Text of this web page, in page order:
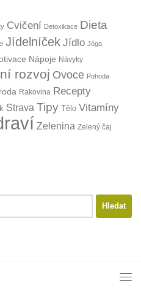
Cvičení Detoxikace Dieta
Jídelníček Jídlo Jóga
Nápoje Návyky
rozvoj Ovoce Pohoda
Rakovina Recepty
Strava Tipy Tělo Vitamíny
Zelenina Zelený čaj